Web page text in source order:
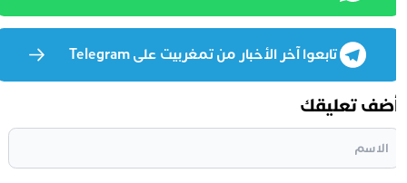
تابعوا آخر الأخبار من تمغربيت على Telegram
تعليقك